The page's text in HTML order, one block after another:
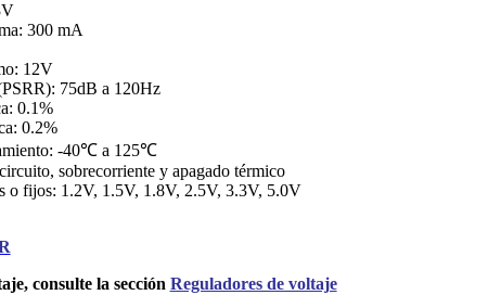
300 mA
12V
75dB a 120Hz
0.1%
0.2%
-40℃ a 125℃
sobrecorriente y apagado térmico
o fijos: 1.2V, 1.5V, 1.8V, 2.5V, 3.3V, 5.0V
consulte la sección Reguladores de voltaje